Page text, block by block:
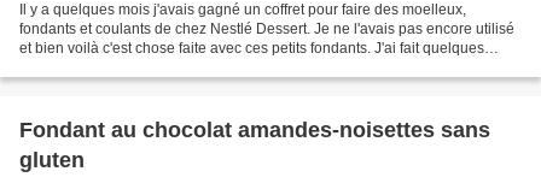
Il y a quelques mois j'avais gagné un coffret pour faire des moelleux,
fondants et coulants de chez Nestlé Dessert. Je ne l'avais pas encore utilisé
et bien voilà c'est chose faite avec ces petits fondants. J'ai fait quelques
Fondant au chocolat amandes-noisettes sans
gluten